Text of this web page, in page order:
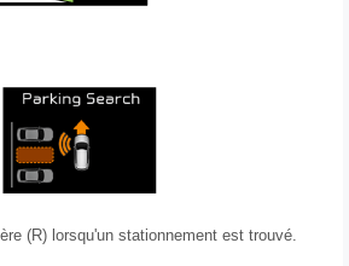
(R) lorsqu'un stationnement est trouvé.